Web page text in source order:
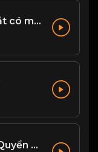
Đời Người có được, ắt có mất...! & Đạo
Bạch Lạc Mai - Một Quyển Phong Hoa Đại Đường! & Đạo